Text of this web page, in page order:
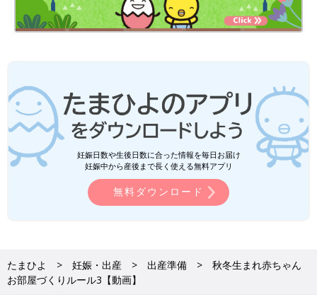
妊娠日数や生後日数に合った情報を毎日お届け
妊娠中から産後まで長く使える無料アプリ
無料ダウンロード
たまひよ 妊娠・出産 出産準備
秋冬生まれ赤ちゃん
お部屋づくりルール3【動画】